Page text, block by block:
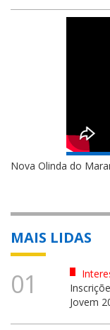
Nova Olinda do
MAIS LIDAS
01
Jovem